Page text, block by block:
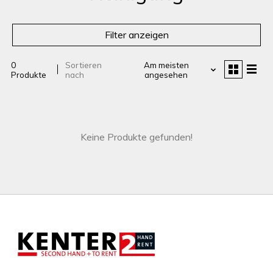
Filter anzeigen
0
Produkte
Sortieren
nach
Am meisten
angesehen
Keine Produkte gefunden!